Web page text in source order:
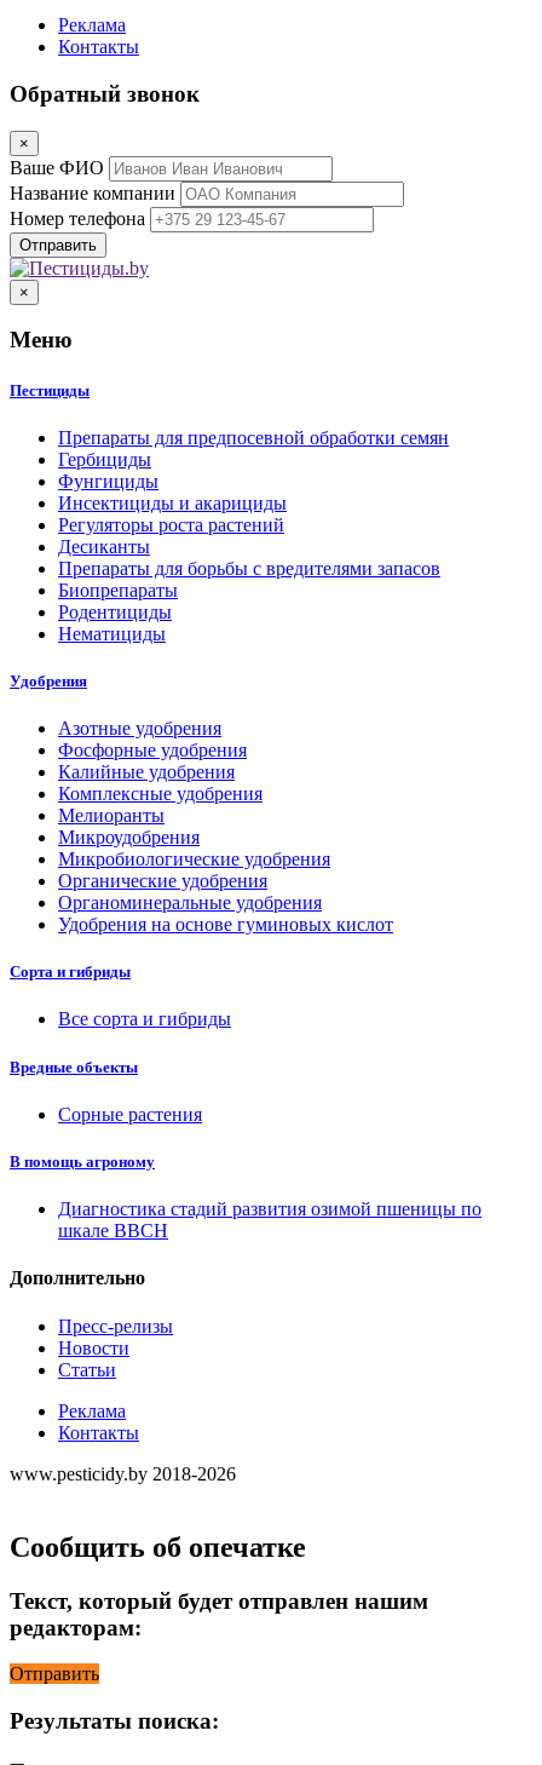
Реклама
Контакты
Обратный звонок
×
Ваше ФИО
Название компании
Номер телефона
×
Меню
Пестициды
Препараты для предпосевной обработки семян
Гербициды
Фунгициды
Инсектициды и акарициды
Регуляторы роста растений
Десиканты
Препараты для борьбы с вредителями запасов
Биопрепараты
Родентициды
Нематициды
Удобрения
Азотные удобрения
Фосфорные удобрения
Калийные удобрения
Комплексные удобрения
Мелиоранты
Микроудобрения
Микробиологические удобрения
Органические удобрения
Органоминеральные удобрения
Удобрения на основе гуминовых кислот
Сорта и гибриды
Все сорта и гибриды
Вредные объекты
Сорные растения
В помощь агроному
Диагностика стадий развития озимой пшеницы по
шкале ВВСН
Дополнительно
Пресс-релизы
Новости
Статьи
Реклама
Контакты
www.pesticidy.by 2018-2026
Сообщить об опечатке
Текст, который будет отправлен нашим
редакторам:
Отправить
Результаты поиска: